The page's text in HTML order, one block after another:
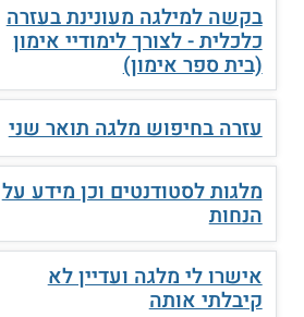
בקשה למילגה מעונינת בעזרה
כלכלית - לצורך לימודיי אימון
(בית ספר אימון)
עזרה בחיפוש מלגה תואר שני
מלגות לסטודנטים וכן מידע על
הנחות
אישרו לי מלגה ועדיין לא
קיבלתי אותה